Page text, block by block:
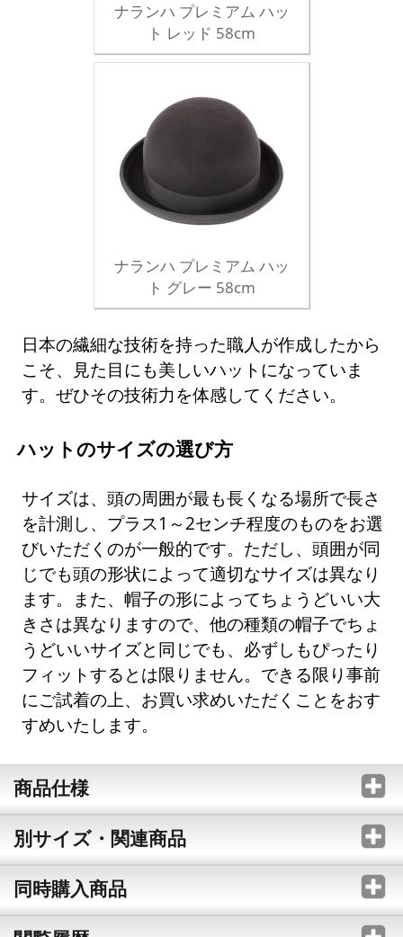
ナランハ プレミアム ハッ
ト レッド 58cm
ナランハ プレミアム ハッ
ト グレー 58cm
日本の繊細な技術を持った職人が作成したから
こそ、見た目にも美しいハットになっていま
す。ぜひその技術力を体感してください。
ハットのサイズの選び方
サイズは、頭の周囲が最も長くなる場所で長さ
を計測し、プラス1～2センチ程度のものをお選
びいただくのが一般的です。ただし、頭囲が同
じでも頭の形状によって適切なサイズは異なり
ます。また、帽子の形によってちょうどいい大
きさは異なりますので、他の種類の帽子でちょ
うどいいサイズと同じでも、必ずしもぴったり
フィットするとは限りません。できる限り事前
にご試着の上、お買い求めいただくことをおす
すめいたします。
商品仕様
別サイズ・関連商品
同時購入商品